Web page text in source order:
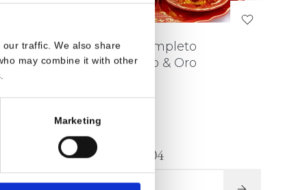
traffic. We also share
may combine it with other
Marketing
Set da caffè completo
Garofano Rosso & Oro
€ 915,60 € 824,04
VEDI DETTAGLI